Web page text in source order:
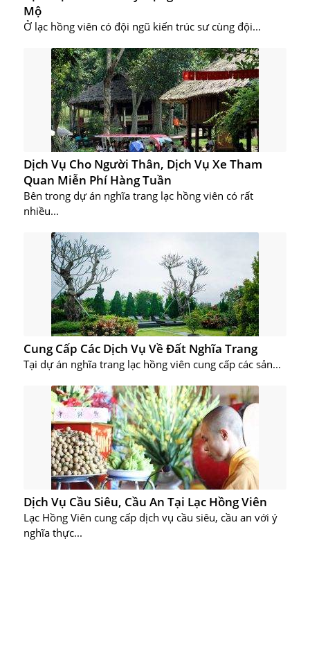
Mộ
Ở lạc hồng viên có đội ngũ kiến trúc sư cùng đội...
Dịch Vụ Cho Người Thân, Dịch Vụ Xe Tham
Quan Miễn Phí Hàng Tuần
Bên trong dự án nghĩa trang lạc hồng viên có rất
nhiều...
Cung Cấp Các Dịch Vụ Về Đất Nghĩa Trang
Tại dự án nghĩa trang lạc hồng viên cung cấp các sản...
Dịch Vụ Cầu Siêu, Cầu An Tại Lạc Hồng Viên
Lạc Hồng Viên cung cấp dịch vụ cầu siêu, cầu an với ý
nghĩa thực...